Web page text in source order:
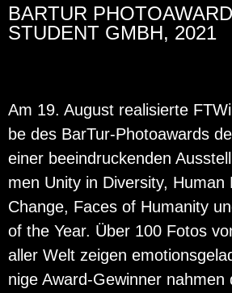
BARTUR
STUDENT GMBH, 2021
Am 19. Au­gust rea­li­sier­te
be des Bar­Tur-Pho­to­awards
einer be­ein­dru­cken­den
men Unity in Di­ver­si­ty, Human
Chan­ge, Faces of Hu­ma­ni­ty
of the Year. Über 100 Fotos
aller Welt zei­gen
ni­ge Award-Ge­win­ner nah­men